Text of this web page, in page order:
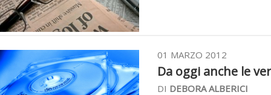
01 MARZO 2012
Da oggi anche le
DI DEBORA ALBERICI